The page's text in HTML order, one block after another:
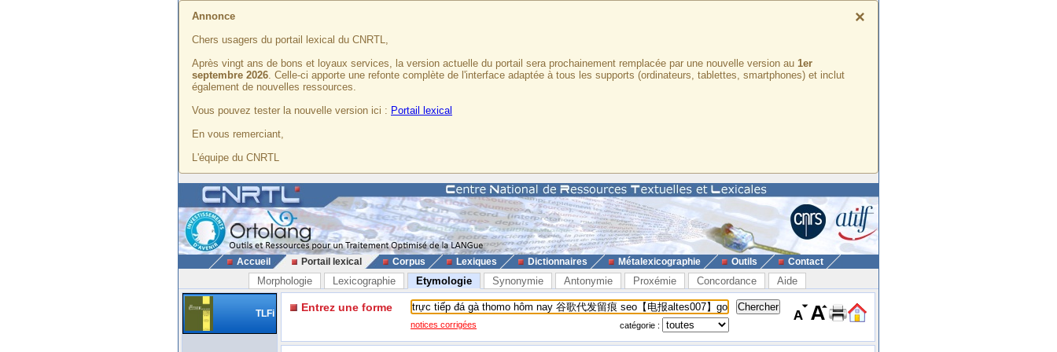
×
Annonce
Chers usagers du portail lexical du CNRTL,
Après vingt ans de bons et loyaux services, la version actuelle du portail sera prochainement remplacée par une nouvelle version au 1er
septembre 2026. Celle-ci apporte une refonte complète de l'interface adaptée à tous les supports (ordinateurs, tablettes, smartphones) et inclut
également de nouvelles ressources.
Vous pouvez tester la nouvelle version ici : Portail lexical
En vous remerciant,
L'équipe du CNRTL
Accueil Portail lexical Corpus Lexiques Dictionnaires Métalexicographie Outils Contact
Morphologie Lexicographie Etymologie Synonymie Antonymie Proxémie Concordance Aide
TLFi Entrez une forme
notices corrigées catégorie :